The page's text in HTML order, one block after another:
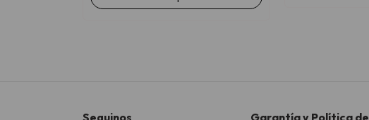
Seguinos
Garantía y Política de